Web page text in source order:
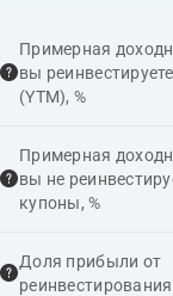
Примерная
вы
(YTM), %
Примерная
вы не
купоны, %
Доля прибыли от